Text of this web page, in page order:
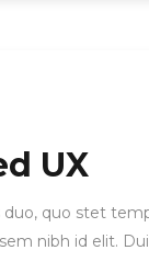
UX
duo, quo stet
nibh id elit.